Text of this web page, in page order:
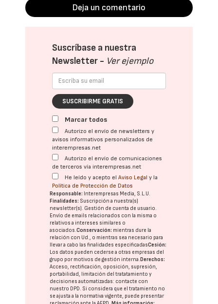
Deja un comentario
Suscríbase a nuestra
Newsletter - Ver ejemplo
SUSCRIBIRME GRATIS
Marcar todos
Autorizo el envío de newsletters y
avisos informativos personalizados de
interempresas.net
Autorizo el envío de comunicaciones
de terceros vía interempresas.net
He leído y acepto elAviso Legal y la
Política de Protección de Datos
Responsable: Interempresas Media, S.L.U.
Finalidades: Suscripción a nuestra(s)
newsletter(s). Gestión de cuenta de usuario.
Envío de emails relacionados con la misma o
relativos a intereses similares o
asociados.Conservación: mientras dure la
relación con Ud., o mientras sea necesario para
llevar a cabo las finalidades especificadasCesión:
Los datos pueden cederse a otras empresas del
grupo por motivos de gestión interna.Derechos:
Acceso, rectificación, oposición, supresión,
portabilidad, limitación del tratatamiento y
decisiones automatizadas: contacte con
nuestro DPD. Si considera que el tratamiento no
se ajusta a la normativa vigente, puede presentar